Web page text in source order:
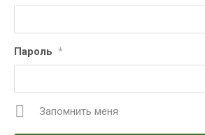
Пароль *
Запомнить меня